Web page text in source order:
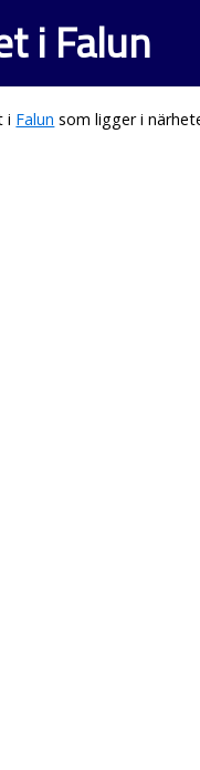
i Falun
i Falun som ligger i